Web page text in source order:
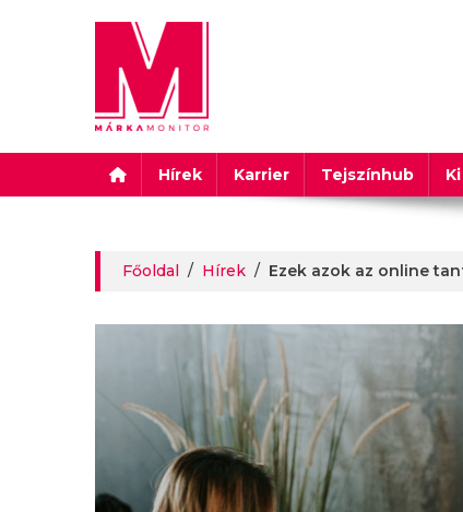
Márkamonitor
Hírek Karrier Tejszínhub
Főoldal / Hírek / Ezek azok az online